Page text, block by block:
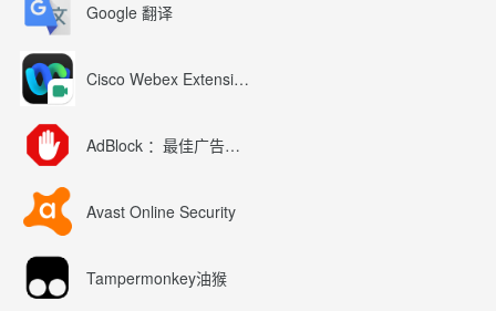
Google 翻译
Cisco Webex Extension
AdBlock ：最佳广告拦截工具
Avast Online Security
Tampermonkey油猴